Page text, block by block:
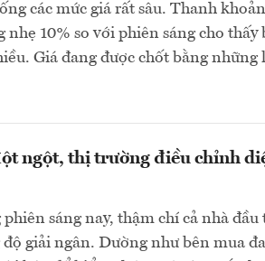
các mức giá rất sâu. Thanh
10% so với phiên sáng cho thấy
Giá đang được chốt bằng những
ngột, thị trường điều chỉnh
sáng nay, thậm chí cả nhà đầu
giải ngân. Dường như bên mua